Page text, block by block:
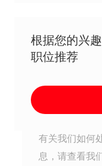
根据您的兴
职位推荐
有关我们如何
息，请查看我